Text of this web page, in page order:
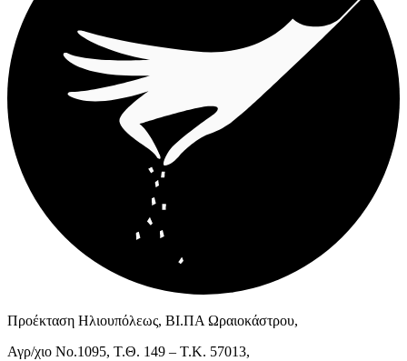
Προέκταση Ηλιουπόλεως, ΒΙ.ΠΑ Ωραιοκάστρου,
Αγρ/χιο Νο.1095, Τ.Θ. 149 – Τ.Κ. 57013,